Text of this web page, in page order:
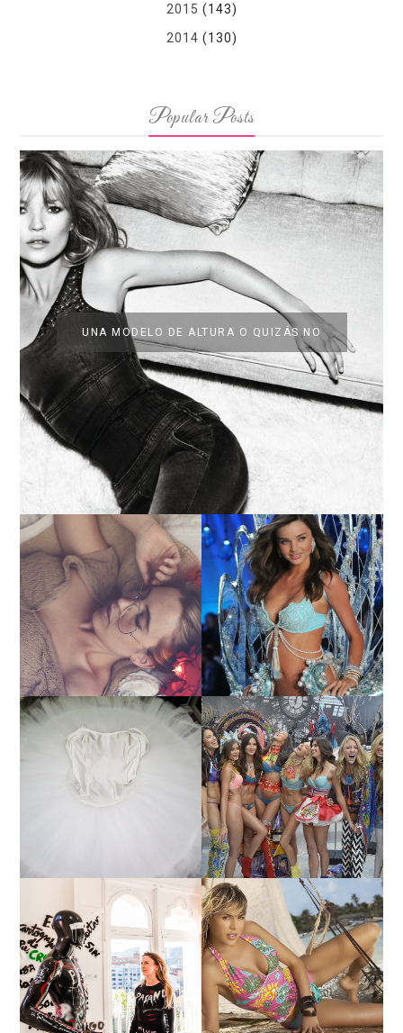
2015 (143)
2014 (130)
Popular Posts
UNA MODELO DE ALTURA O QUIZÁS NO
LA BAILARINA BLANCA
DE LA CRUZ O COMO
REINVENTARSE ANTE
LA ADVERSIDAD.
LA ALTURA DE LAS
MODELOS MAS ALTAS
TUTORIAL PARA HACER
UN TUTÚ DE BALLET DE
PLATO CON ARO.
¿QUIERES SABER LA
EDAD Y ALTURA DE LAS
MODELOS VICTORIA'S
SECRET 2017?
MARGA GONZÁLEZ Y
ELIA FERNÁNDEZ
DIALOGAN EN ESPACIO
DEL ANONIMATO, LA
CASA ROSA DE OVIEDO
LA ALTURA DE LAS
MODELOS MAS
BAJITAS